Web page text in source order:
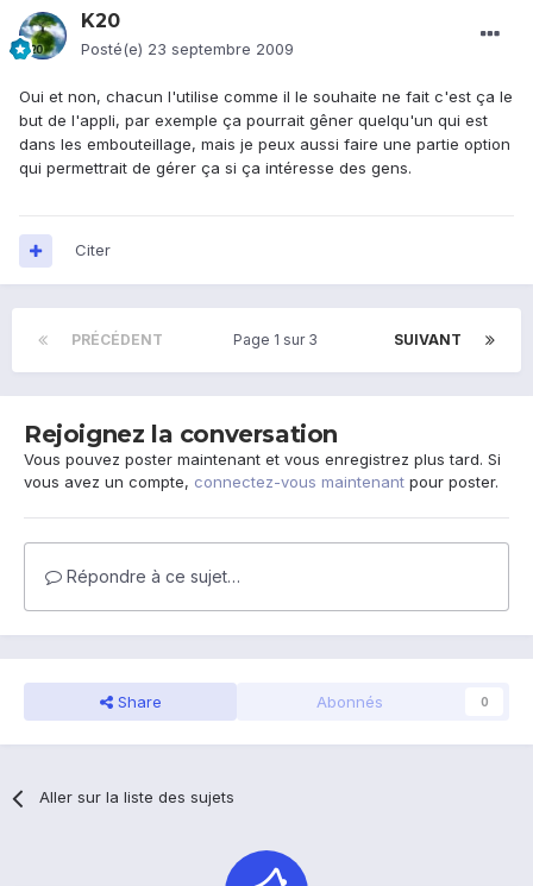
K20
Posté(e) 23 septembre 2009
Oui et non, chacun l'utilise comme il le souhaite ne fait c'est ça le
but de l'appli, par exemple ça pourrait gêner quelqu'un qui est
dans les embouteillage, mais je peux aussi faire une partie option
qui permettrait de gérer ça si ça intéresse des gens.
Citer
PRÉCÉDENT SUIVANT
Page 1 sur 3
Rejoignez la conversation
Vous pouvez poster maintenant et vous enregistrez plus tard. Si
vous avez un compte, connectez-vous maintenant pour poster.
Répondre à ce sujet…
Share Abonnés 0
Aller sur la liste des sujets